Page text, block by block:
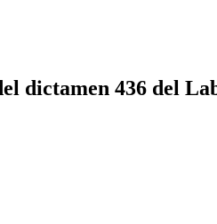
dictamen 436 del